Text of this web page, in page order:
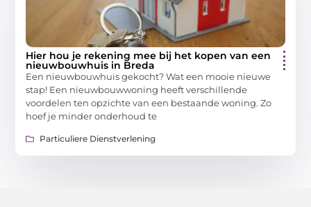
Hier hou je rekening mee bij het kopen van een
nieuwbouwhuis in Breda
Een nieuwbouwhuis gekocht? Wat een mooie nieuwe
stap! Een nieuwbouwwoning heeft verschillende
voordelen ten opzichte van een bestaande woning. Zo
hoef je minder onderhoud te
Particuliere Dienstverlening